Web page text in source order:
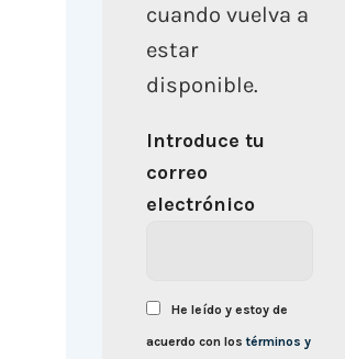
cuando vuelva a
estar
disponible.
Introduce tu
correo
electrónico
He leído y estoy de
acuerdo con lostérminos y